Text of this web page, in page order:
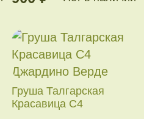
Груша Талгарская
Красавица С4